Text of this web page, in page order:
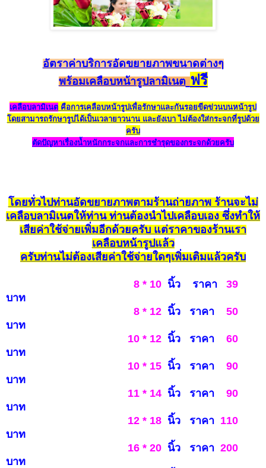
อัตราค่าบริการอัดขยายภาพขนาดต่างๆ
พร้อมเคลือบหน้ารูปลามิเนต ฟรี
เคลือบลามิเนต คือการเคลือบหน้ารูปเพื่อรักษาและกันรอยขีดข่วนบนหน้ารูป
โดยสามารถรักษารูปได้เป็นเวลายาวนาน และยังเบา ไม่ต้องใส่กระจกที่รูปด้วย
ครับ
ตัดปัญหาเรื่องน้ำหนักกระจกและการชำรุดของกระจกด้วยครับ
โดยทั่วไปท่านอัดขยายภาพตามร้านถ่ายภาพ ร้านจะไม่
เคลือบลามิเนตให้ท่าน ท่านต้องนำไปเคลือบเอง ซึ่งทำให้
เสียค่าใช้จ่ายเพิ่มอีกด้วยครับ แต่ราคาของร้านเรา
เคลือบหน้ารูปแล้ว
ครับท่านไม่ต้องเสียค่าใช้จ่ายใดๆเพิ่มเติมแล้วครับ
8 * 10 นิ้ว ราคา 39
บาท
8 * 12 นิ้ว ราคา 50
บาท
10 * 12 นิ้ว ราคา 60
บาท
10 * 15 นิ้ว ราคา 90
บาท
11 * 14 นิ้ว ราคา
90
บาท
12 * 18 นิ้ว ราคา 110
บาท
16 * 20 นิ้ว ราคา 200
บาท